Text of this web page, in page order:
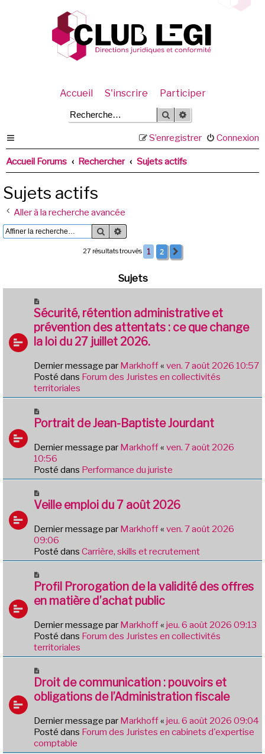
Accueil S'inscrire Participer
Rechercher
Connexion
S’enregistrer
Accueil Forums Rechercher Sujets actifs
Sujets actifs
Aller à la recherche avancée
Rechercher
27 résultats trouvés 1 2
Sujets
o
u
v
e
u
m
e
s
a
e
Sécurité, rétention administrative et
prévention des attentats : ce que change
la loi du 27 juillet 2026.
Dernier message par Markhoff« ven. 7 août 2026 10:57
Posté dans Forum des Juristes en collectivités
territoriales
o
v
e
a
u
e
s
a
g
e
Portrait de Jean-Baptiste Jourdant
Dernier message par Markhoff« ven. 7 août 2026
10:56
Posté dans Performance du juriste
o
v
e
a
u
e
s
s
g
e
Veille emploi du 7 août 2026
Dernier message par Markhoff« ven. 7 août 2026
09:06
Posté dans Carrière, skills et recrutement
o
u
v
a
u
m
s
a
e
Profil Prorogation de la validité des offres
en matière d’achat public
Dernier message par Markhoff« jeu. 6 août 2026 09:13
Posté dans Forum des Juristes en collectivités
territoriales
o
u
v
a
u
m
Droit de communication : pouvoirs et
obligations de l’Administration fiscale
Dernier message par Markhoff« jeu. 6 août 2026 09:04
Posté dans Forum des Juristes en cabinets d'expertise
comptable